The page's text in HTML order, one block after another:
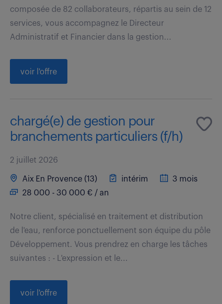
composée de 82 collaborateurs, répartis au sein de 12
services, vous accompagnez le Directeur
Administratif et Financier dans la gestion...
voir l'offre
chargé(e) de gestion pour
branchements particuliers (f/h)
2 juillet 2026
Aix En Provence (13) intérim
3 mois
28 000 - 30 000 € / an
Notre client, spécialisé en traitement et distribution
de l'eau, renforce ponctuellement son équipe du pôle
Développement. Vous prendrez en charge les tâches
suivantes : - L'expression et le...
voir l'offre